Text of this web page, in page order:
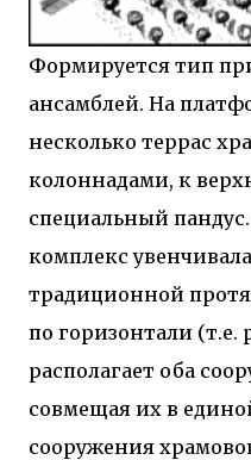
Формируется тип
ансамблей. На
несколько террас
колоннадами, к
специальный
комплекс
традиционной
по горизонтали (т.е.
располагает оба
совмещая их в
сооружения